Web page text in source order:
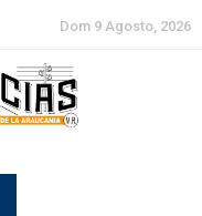
Dom 9 Agosto, 2026